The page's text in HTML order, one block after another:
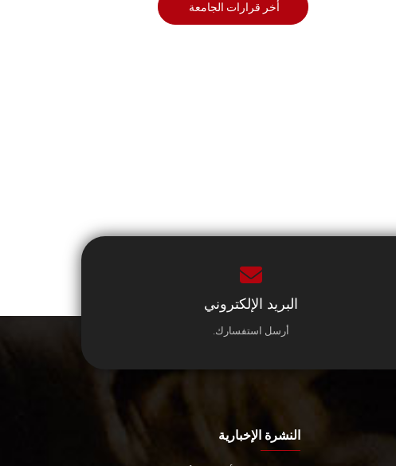
أخر قرارات الجامعة
البريد الإلكتروني
أرسل استفسارك.
النشرة الإخبارية